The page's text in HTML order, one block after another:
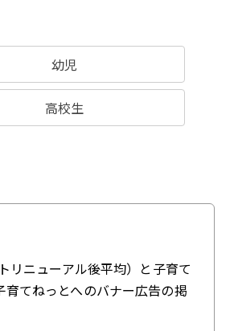
幼児
高校生
リニューアル後平均）と子育て
てねっとへのバナー広告の掲